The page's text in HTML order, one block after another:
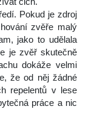
Pokud je zdroj
zvěře malý
jako to udělala
je zvěř skutečně
dokáže velmi
že od něj žádné
repelentů v lese
práce a nic